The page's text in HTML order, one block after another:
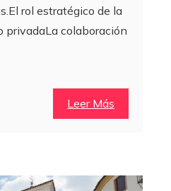
rol estratégico de la
privadaLa colaboración
Leer Más